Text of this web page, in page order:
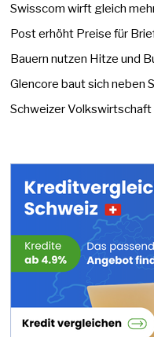
Swisscom wirft gleich
Post erhöht Preise für
Bauern nutzen Hitze und
Glencore baut sich neben
Schweizer